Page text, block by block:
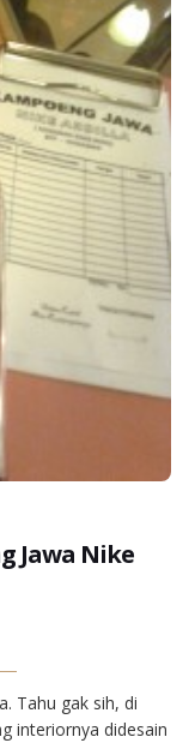
Jawa Nike
Tahu gak sih, di
interiornya didesain